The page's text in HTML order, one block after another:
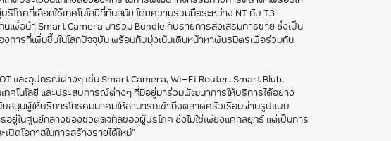
คที่เลือกใช้เทคโนโลยีที่ทันสมัย โดยความร่วมมือระหว่าง NT กับ T3
พื่อนำ Smart Camera มาร่วม Bundle กับรายการส่งเสริมการขาย ซึ่งเป็น
ารที่เพิ่มขึ้นในโลกปัจจุบัน พร้อมกับมุ่งเน้นเดินหน้าหาพันธมิตรเพื่อร่วมกัน
และอุปกรณ์ต่างๆ เช่น Smart Camera, Wi-Fi Router, Smart Blub,
ทคโนโลยี และประสบการณ์ต่างๆ ที่มีอยู่มาร่วมพัฒนาการให้บริการได้อย่าง
นุนผู้ให้บริการโทรคมนาคมให้สามารถเข้าถึงตลาดครัวเรือนผ่านรูปแบบ
ยู่ในศูนย์กลางของชีวิตดิจิทัลของผู้บริโภค ซึ่งไม่ใช่เพียงแค่กลยุทธ์ แต่เป็นการ
ดโอกาสในการสร้างรายได้ใหม่”